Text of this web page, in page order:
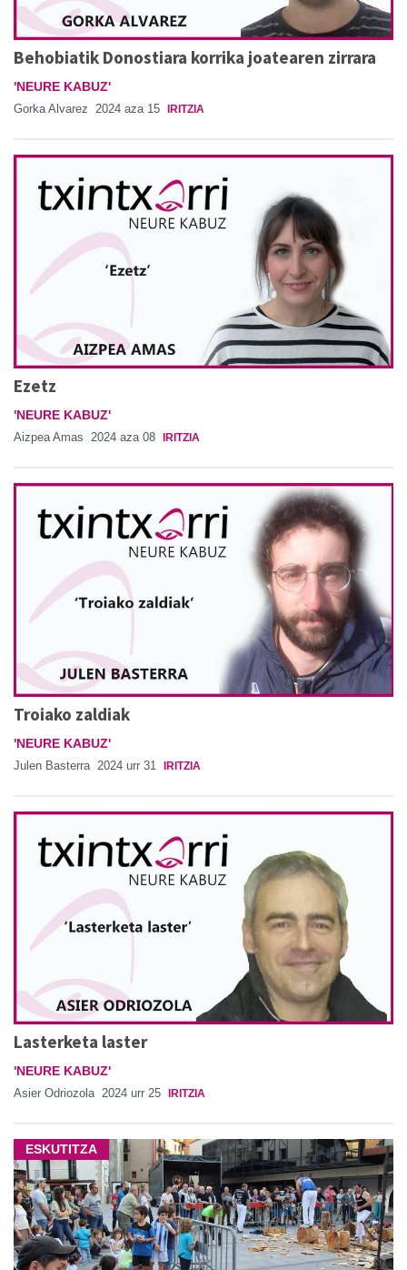
Behobiatik Donostiara korrika joatearen zirrara
'NEURE KABUZ'
Gorka Alvarez 2024 aza 15 IRITZIA
Ezetz
'NEURE KABUZ'
Aizpea Amas 2024 aza 08 IRITZIA
Troiako zaldiak
'NEURE KABUZ'
Julen Basterra 2024 urr 31 IRITZIA
Lasterketa laster
'NEURE KABUZ'
Asier Odriozola 2024 urr 25 IRITZIA
ESKUTITZA